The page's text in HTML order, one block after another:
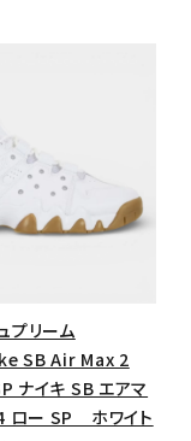
プリーム
SB Air Max 2
ナイキ SB エアマ
ロー SP ホワイト